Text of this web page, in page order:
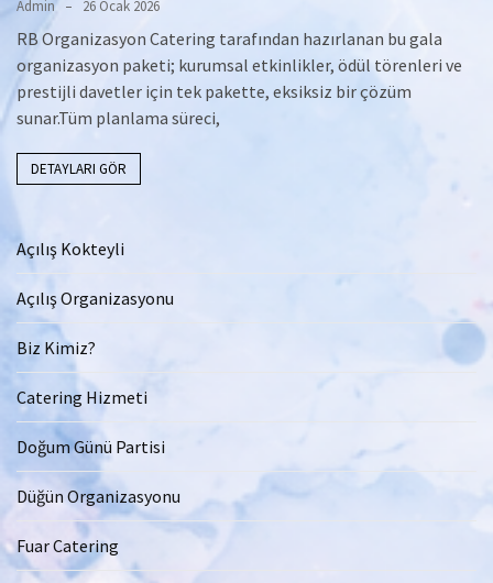
Admin 26 Ocak 2026
RB Organizasyon Catering tarafından hazırlanan bu gala
organizasyon paketi; kurumsal etkinlikler, ödül törenleri ve
prestijli davetler için tek pakette, eksiksiz bir çözüm
sunar.Tüm planlama süreci,
DETAYLARI GÖR
Açılış Kokteyli
Açılış Organizasyonu
Biz Kimiz?
Catering Hizmeti
Doğum Günü Partisi
Düğün Organizasyonu
Fuar Catering